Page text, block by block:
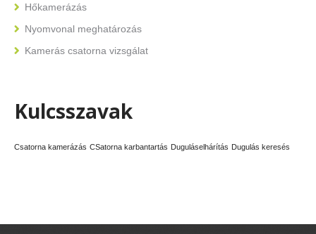
Hőkamerázás
Nyomvonal meghatározás
Kamerás csatorna vizsgálat
Kulcsszavak
Csatorna kamerázás CSatorna karbantartás Duguláselhárítás Dugulás keresés